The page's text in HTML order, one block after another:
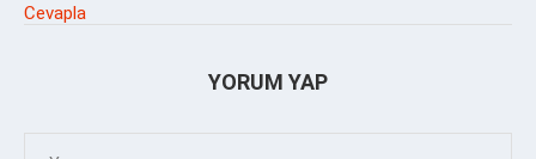
Cevapla
YORUM YAP